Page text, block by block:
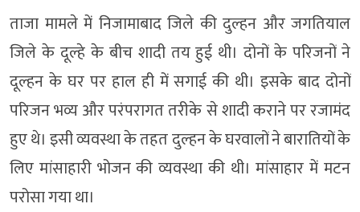
ताजा मामले में निजामाबाद जिले की दुल्हन और जगतियाल
जिले के दूल्हे के बीच शादी तय हुई थी। दोनों के परिजनों ने
दूल्हन के घर पर हाल ही में सगाई की थी। इसके बाद दोनों
परिजन भव्य और परंपरागत तरीके से शादी कराने पर रजामंद
हुए थे। इसी व्यवस्था के तहत दुल्हन के घरवालों ने बारातियों के
लिए मांसाहारी भोजन की व्यवस्था की थी। मांसाहार में मटन
परोसा गया था।